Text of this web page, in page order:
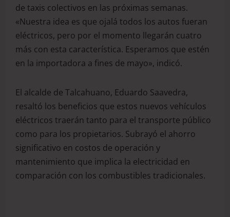
de taxis colectivos en las próximas semanas.
«Nuestra idea es que ojalá todos los autos fueran
eléctricos, pero por el momento llegarán cuatro
más con esta característica. Esperamos que estén
en la importadora a fines de mayo», indicó.
El alcalde de Talcahuano, Eduardo Saavedra,
resaltó los beneficios que estos nuevos vehículos
eléctricos traerán tanto para el transporte público
como para los propietarios. Subrayó el ahorro
significativo en costos de operación y
mantenimiento que implica la electricidad en
comparación con los combustibles tradicionales.